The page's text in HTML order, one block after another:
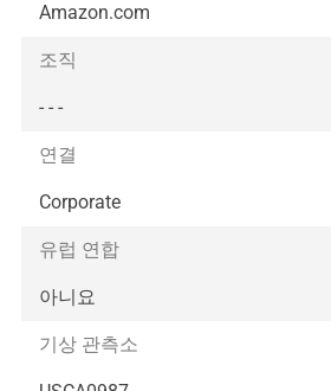
Amazon.com
조직
- - -
연결
Corporate
유럽 연합
아니요
기상 관측소